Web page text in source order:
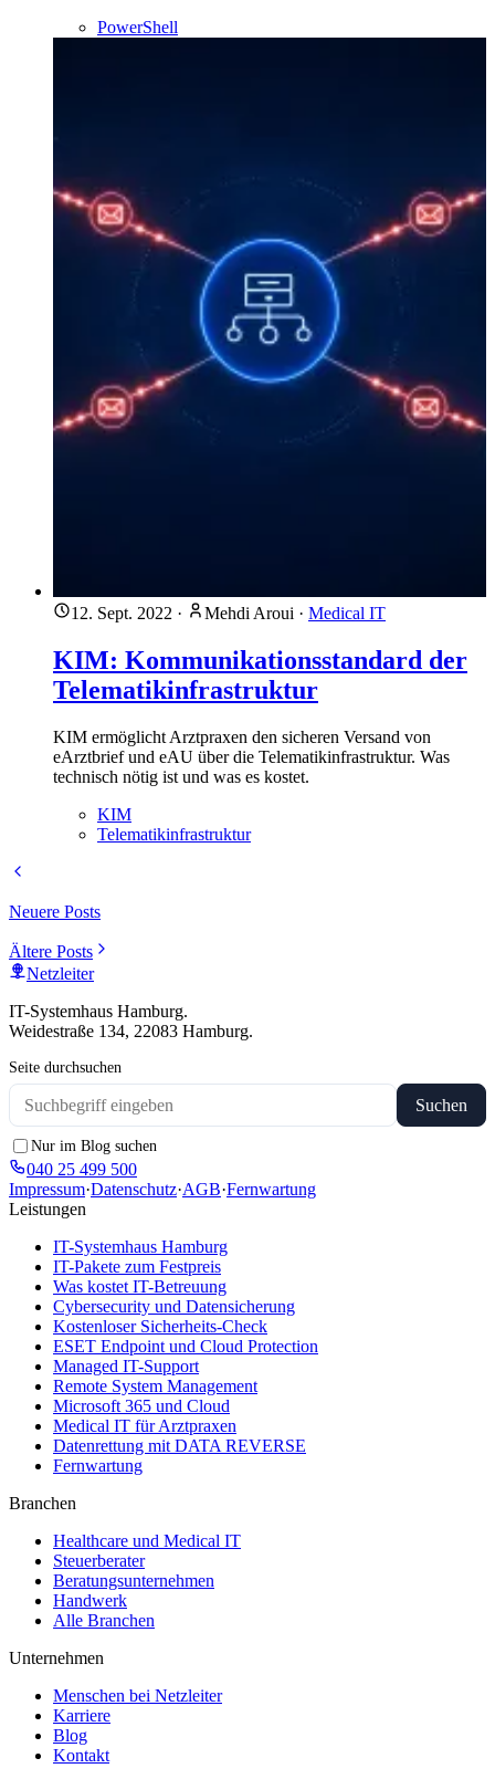
PowerShell
12. Sept. 2022 · Mehdi Aroui · Medical IT
KIM: Kommunikationsstandard der
Telematikinfrastruktur
KIM ermöglicht Arztpraxen den sicheren Versand von
eArztbrief und eAU über die Telematikinfrastruktur. Was
technisch nötig ist und was es kostet.
KIM
Telematikinfrastruktur
Neuere Posts
Ältere Posts
Netzleiter
IT-Systemhaus Hamburg.
Weidestraße 134, 22083 Hamburg.
Seite durchsuchen
Suchen
Nur im Blog suchen
040 25 499 500
Impressum·Datenschutz·AGB·Fernwartung
Leistungen
IT-Systemhaus Hamburg
IT-Pakete zum Festpreis
Was kostet IT-Betreuung
Cybersecurity und Datensicherung
Kostenloser Sicherheits-Check
ESET Endpoint und Cloud Protection
Managed IT-Support
Remote System Management
Microsoft 365 und Cloud
Medical IT für Arztpraxen
Datenrettung mit DATA REVERSE
Fernwartung
Branchen
Healthcare und Medical IT
Steuerberater
Beratungsunternehmen
Handwerk
Alle Branchen
Unternehmen
Menschen bei Netzleiter
Karriere
Blog
Kontakt